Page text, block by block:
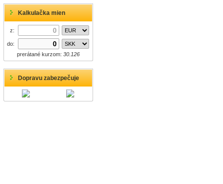
Kalkulačka mien
z:
do:
prerátané kurzom: 30.126
Dopravu zabezpečuje